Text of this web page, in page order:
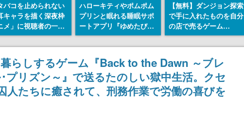
バコを止められない
キャラを描く深夜枠
メ」に視聴者の一部
批判意見。違法薬物
用と思わしき描写も
て、BPOが議論を交
ハローキティやポムポム
プリンと眠れる睡眠サポ
ートアプリ『ゆめたび』
が配信中。キャラごとの
ASMRや目覚ましアラー
ムも搭載
【無料】ダンジョン探索
で手に入れたものを自分
の店で売るゲーム
『Moonlighter』が
Steamにて無料配布中！
続編『Moonlighter 2』
の9月2日正式リリースを
記念したキャンペーン
らしするゲーム『Back to the Dawn ～ブレ
プリズン～』で送るたのしい獄中生活。クセ
人たちに癒されて、刑務作業で労働の喜びを